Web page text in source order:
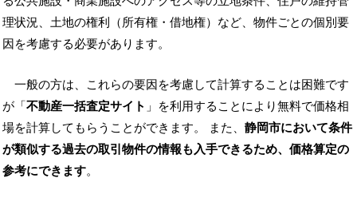
理状況、土地の権利（所有権・借地権）など、物件ごとの個別要
因を考慮する必要があります。
一般の方は、これらの要因を考慮して計算することは困難です
が「不動産一括査定サイト 」を利用することにより無料で価格相
場を計算してもらうことができます。 また、 静岡市において条件
が類似する過去の取引物件の情報も入手できるため、価格算定の
参考にできます。